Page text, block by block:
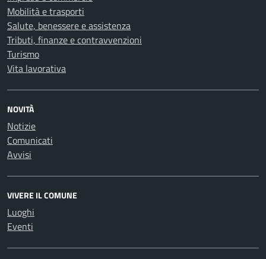
Mobilità e trasporti
Salute, benessere e assistenza
Tributi, finanze e contravvenzioni
Turismo
Vita lavorativa
NOVITÀ
Notizie
Comunicati
Avvisi
VIVERE IL COMUNE
Luoghi
Eventi